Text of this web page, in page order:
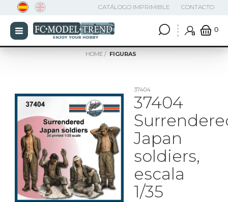
0
CATÁLOGO IMPRIMIBLE CONTACTO
HOME FIGURAS
37404
37404
Japan
soldiers,
escala
1/35